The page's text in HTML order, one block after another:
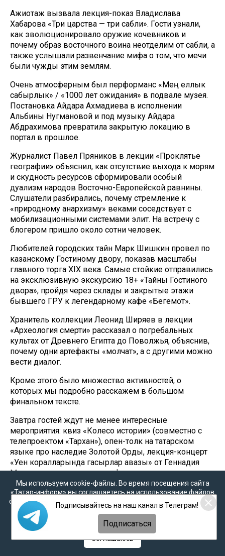
Ажиотаж вызвала лекция-показ Владислава
Хабарова «Три царства — три сабли». Гости узнали,
как эволюционировало оружие кочевников и
почему образ восточного воина неотделим от сабли, а
также услышали развенчание мифа о том, что мечи
были чужды этим землям.
Очень атмосферным был перформанс «Мең еллык
сабырлык» / «1000 лет ожидания» в подвале музея.
Постановка Айдара Ахмадиева в исполнении
Альбины Нугмановой и под музыку Айдара
Абдрахимова превратила закрытую локацию в
портал в прошлое.
Журналист Павел Пряников в лекции «Проклятье
географии» объяснил, как отсутствие выхода к морям
и скудность ресурсов сформировали особый
дуализм народов Восточно-Европейской равнины.
Слушатели разбирались, почему стремление к
«природному анархизму» веками соседствует с
мобилизационными системами элит. На встречу с
блогером пришло около сотни человек.
Любителей городских тайн Марк Шишкин провел по
казанскому Гостиному двору, показав масштабы
главного торга XIX века. Самые стойкие отправились
на эксклюзивную экскурсию 18+ «Тайны Гостиного
двора», пройдя через склады и закрытые этажи
бывшего ГРУ к легендарному кафе «Бегемот».
Хранитель коллекции Леонид Ширяев в лекции
«Археология смерти» рассказал о погребальных
культах от Древнего Египта до Поволжья, объяснив,
почему одни артефакты «молчат», а с другими можно
вести диалог.
Кроме этого было множество активностей, о
которых мы подробно расскажем в большом
финальном тексте.
Завтра гостей ждут не менее интересные
мероприятия: квиз «Колесо истории» (совместно с
телепроектом «Тархан»), опен-толк на татарском
языке про наследие Золотой Орды, лекция-концерт
«Уен коралларында гасырлар авазы» от Геннадия
Макарова, историческое дефиле эпохи
Средневековья и награждение блогеров конкурса
«Тарихи блогер». Конкурс, напомним, был посвящен
истории татарского народа и собрал талантливых
блогеров со всей страны.
С программой можно ознакомиться по ссылке -
https://milliard.tatar/news/afisa-tarix-fest-v-kazani-kuda-
Мы используем cookie-файлы. Во время посещения сайта
«Татар-информ» вы соглашаетесь на использование файлов
cookie в соответствии с настоящим уведомлением, согласием
наобработку персональных данных,Политикой о
персональных данных
Политикой конфиденциальности
Соглашаюсь
Подписывайтесь на наш канал в Телеграм!
Подписаться